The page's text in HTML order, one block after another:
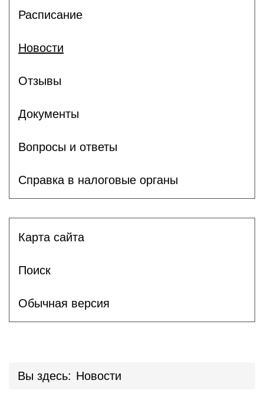
Расписание
Новости
Отзывы
Документы
Вопросы и ответы
Справка в налоговые органы
Карта сайта
Поиск
Обычная версия
Вы здесь: Новости